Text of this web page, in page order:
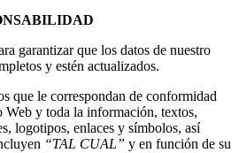
garantizar que los datos de nuestro
y estén actualizados.
que le correspondan de conformidad
y toda la información, textos,
logotipos, enlaces y símbolos, así
“TAL CUAL” y en función de su